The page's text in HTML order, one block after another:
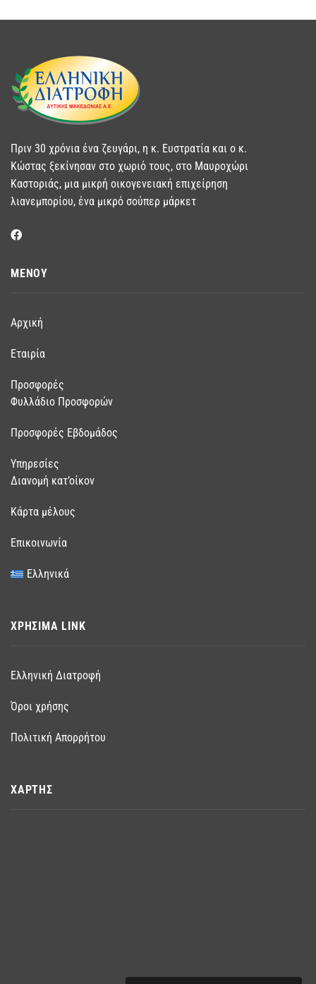
Πριν 30 χρόνια ένα ζευγάρι, η κ. Ευστρατία και ο κ.
Κώστας ξεκίνησαν στο χωριό τους, στο Μαυροχώρι
Καστοριάς, μια μικρή οικογενειακή επιχείρηση
λιανεμπορίου, ένα μικρό σούπερ μάρκετ
ΜΕΝΟΥ
Αρχική
Εταιρία
Προσφορές
Φυλλάδιο Προσφορών
Προσφορές Εβδομάδος
Υπηρεσίες
Διανομή κατ’οίκον
Κάρτα μέλους
Επικοινωνία
Ελληνικά
ΧΡΗΣΙΜΑ LINK
Ελληνική Διατροφή
Όροι χρήσης
Πολιτική Απορρήτου
ΧΑΡΤΗΣ